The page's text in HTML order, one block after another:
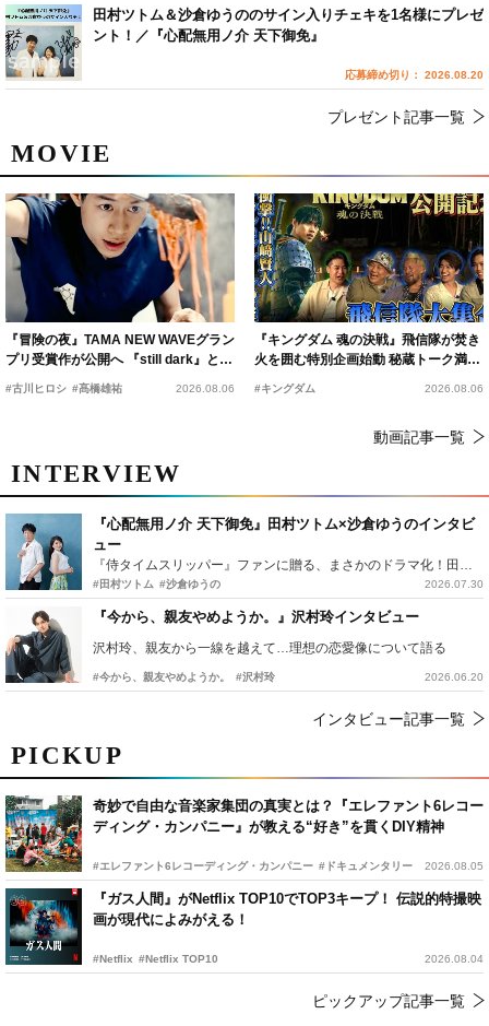
PICKUP
奇妙で自由な音楽家集団の真実とは？『エレファント6レコー
ディング・カンパニー』が教える“好き”を貫くDIY精神
#エレファント6レコーディング・カンパニー #ドキュメンタリー 2026.08.05
『ガス人間』がNetflix TOP10でTOP3キープ！ 伝説的特撮映
画が現代によみがえる！
#Netflix #Netflix TOP10 2026.08.04
ピックアップ記事一覧
MOVIE
『冒険の夜』TAMA NEW WAVEグラン
プリ受賞作が公開へ 『still dark』と同
#古川ヒロシ #髙橋雄祐 2026.08.06
『キングダム 魂の決戦』飛信隊が焚き
火を囲む特別企画始動 秘蔵トーク満載
#キングダム 2026.08.06
動画記事一覧
INTERVIEW
『心配無用ノ介 天下御免』田村ツトム×沙倉ゆうのインタビ
ュー
『侍タイムスリッパー』ファンに贈る、まさかのドラマ化！田村ツトム×沙倉ゆうのが語る『心配無用ノ介』撮影秘話
#田村ツトム #沙倉ゆうの 2026.07.30
『今から、親友やめようか。』沢村玲インタビュー
沢村玲、親友から一線を越えて…理想の恋愛像について語る
#今から、親友やめようか。 #沢村玲 2026.06.20
インタビュー記事一覧
田村ツトム＆沙倉ゆうののサイン入りチェキを1名様にプレゼ
ント！／『心配無用ノ介 天下御免』
応募締め切り： 2026.08.20
プレゼント記事一覧